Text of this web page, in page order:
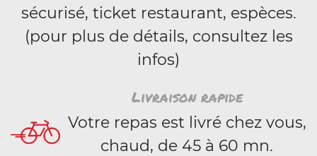
sécurisé, ticket restaurant, espèces.
(pour plus de détails, consultez les
infos)
Livraison rapide
Votre repas est livré chez vous,
chaud, de 45 à 60 mn.